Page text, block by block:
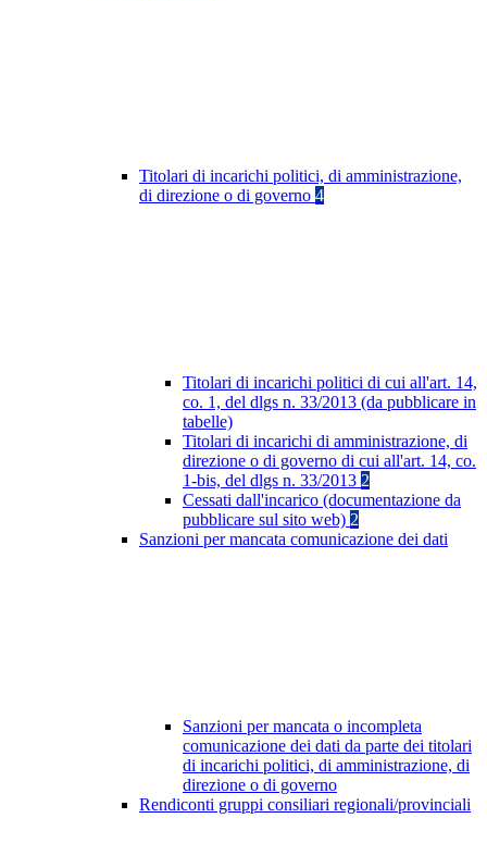
Titolari di incarichi politici, di amministrazione,
di direzione o di governo 4
Titolari di incarichi politici di cui all'art. 14,
co. 1, del dlgs n. 33/2013 (da pubblicare in
tabelle)
Titolari di incarichi di amministrazione, di
direzione o di governo di cui all'art. 14, co.
1-bis, del dlgs n. 33/2013 2
Cessati dall'incarico (documentazione da
pubblicare sul sito web) 2
Sanzioni per mancata comunicazione dei dati
Sanzioni per mancata o incompleta
comunicazione dei dati da parte dei titolari
di incarichi politici, di amministrazione, di
direzione o di governo
Rendiconti gruppi consiliari regionali/provinciali